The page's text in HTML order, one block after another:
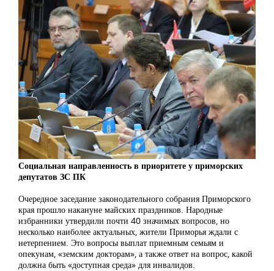
Социальная направленность в приоритете у приморских
депутатов ЗС ПК
Очередное заседание законодательного собрания Приморского
края прошло накануне майских праздников. Народные
избранники утвердили почти 40 значимых вопросов, но
несколько наиболее актуальных, жители Приморья ждали с
нетерпением. Это вопросы выплат приемным семьям и
опекунам, «земским докторам», а также ответ на вопрос, какой
должна быть «доступная среда» для инвалидов.